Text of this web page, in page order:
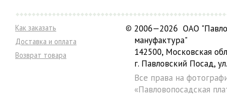
Как заказать
Доставка и оплата
Возврат товара
© 2006—2026 ОАО
мануфактура"
142500, Московская
г. Павловский Посад,
Все права на
«Павловопосадская